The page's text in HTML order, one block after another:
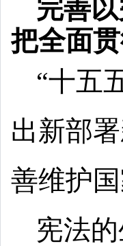
完善
把全面
“十五
出新部
善维护
宪法